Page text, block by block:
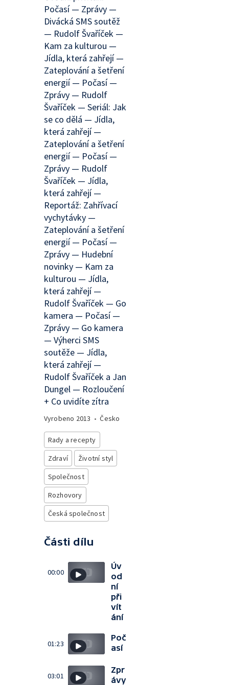
Počasí — Zprávy —
Divácká SMS soutěž
— Rudolf Švaříček —
Kam za kulturou —
Jídla, která zahřejí —
Zateplování a šetření
energií — Počasí —
Zprávy — Rudolf
Švaříček — Seriál: Jak
se co dělá — Jídla,
která zahřejí —
Zateplování a šetření
energií — Počasí —
Zprávy — Rudolf
Švaříček — Jídla,
která zahřejí —
Reportáž: Zahřívací
vychytávky —
Zateplování a šetření
energií — Počasí —
Zprávy — Hudební
novinky — Kam za
kulturou — Jídla,
která zahřejí —
Rudolf Švaříček — Go
kamera — Počasí —
Zprávy — Go kamera
— Výherci SMS
soutěže — Jídla,
která zahřejí —
Rudolf Švaříček a Jan
Dungel — Rozloučení
+ Co uvidíte zítra
Vyrobeno 2013 •Česko
Rady a recepty
Zdraví
Životní styl
Společnost
Rozhovory
Česká společnost
Části dílu
00:00
Úv
od
ní
při
vít
ání
01:23
Poč
así
03:01
Zpr
ávy